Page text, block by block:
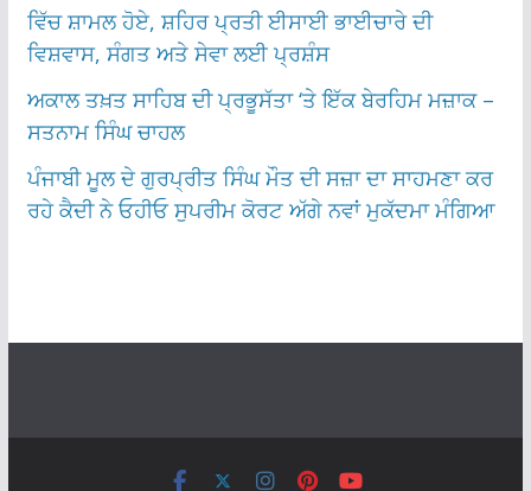
ਵਿੱਚ ਸ਼ਾਮਲ ਹੋਏ, ਸ਼ਹਿਰ ਪ੍ਰਤੀ ਈਸਾਈ ਭਾਈਚਾਰੇ ਦੀ
ਵਿਸ਼ਵਾਸ, ਸੰਗਤ ਅਤੇ ਸੇਵਾ ਲਈ ਪ੍ਰਸ਼ੰਸ
ਅਕਾਲ ਤਖ਼ਤ ਸਾਹਿਬ ਦੀ ਪ੍ਰਭੂਸੱਤਾ ‘ਤੇ ਇੱਕ ਬੇਰਹਿਮ ਮਜ਼ਾਕ –
ਸਤਨਾਮ ਸਿੰਘ ਚਾਹਲ
ਪੰਜਾਬੀ ਮੂਲ ਦੇ ਗੁਰਪ੍ਰੀਤ ਸਿੰਘ ਮੌਤ ਦੀ ਸਜ਼ਾ ਦਾ ਸਾਹਮਣਾ ਕਰ
ਰਹੇ ਕੈਦੀ ਨੇ ਓਹੀਓ ਸੁਪਰੀਮ ਕੋਰਟ ਅੱਗੇ ਨਵਾਂ ਮੁਕੱਦਮਾ ਮੰਗਿਆ